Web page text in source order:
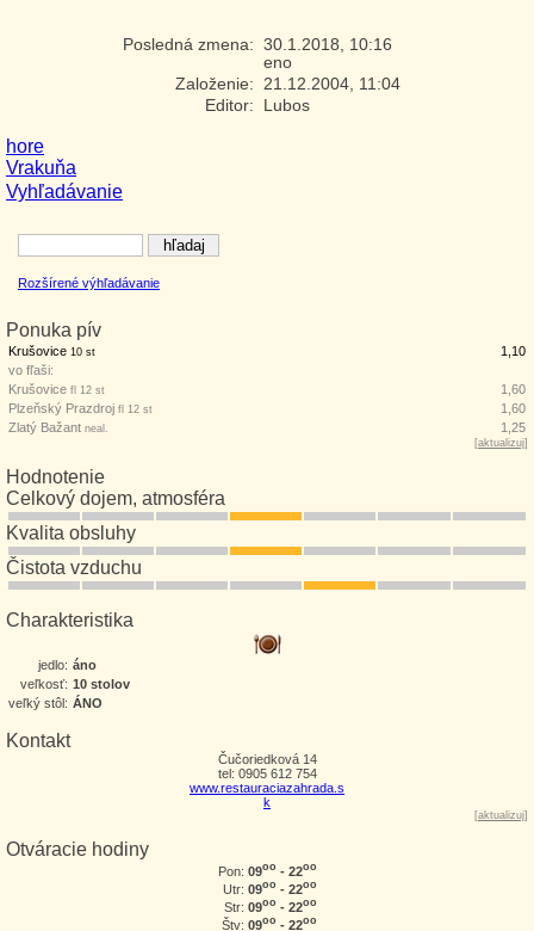
Vyhľadávanie
Rozšírené výhľadávanie
Ponuka pív
Krušovice 10 st
1,10
vo fľaši:
Krušovice fl 12 st
1,60
Plzeňský Prazdroj fl 12 st
1,60
Zlatý Bažant neal. 1,25
[aktualizuj]
Hodnotenie
Celkový dojem, atmosféra
Kvalita obsluhy
Čistota vzduchu
Charakteristika
jedlo: áno
veľkosť: 10 stolov
veľký stôl: ÁNO
Kontakt
Čučoriedková 14
tel: 0905 612 754
www.restauraciazahrada.s
k
[aktualizuj]
Otváracie hodiny
Pon: 09oo - 22oo
Utr: 09oo - 22oo
Str: 09oo - 22oo
Štv: 09oo - 22oo
Posledná zmena: 30.1.2018, 10:16
eno
Založenie: 21.12.2004, 11:04
Editor:
Lubos
hore
Vrakuňa